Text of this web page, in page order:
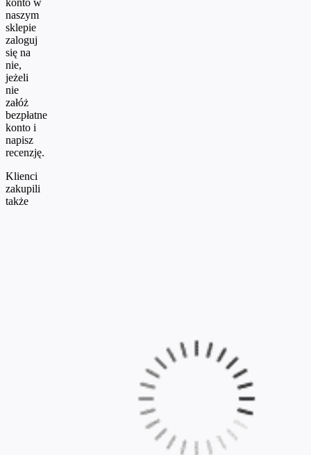
konto w
naszym
sklepie
zaloguj
się na
nie,
jeżeli
nie
załóż
bezpłatne
konto i
napisz
recenzję.
Klienci
zakupili
także